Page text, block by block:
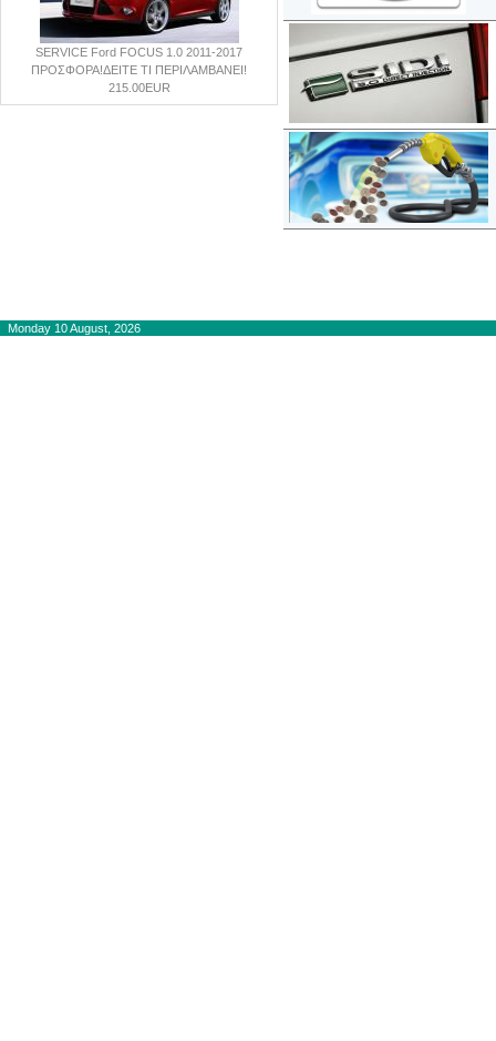
SERVICE Ford FOCUS 1.0 2011-2017
ΠΡΟΣΦΟΡΑ!ΔΕΙΤΕ ΤΙ ΠΕΡIΛΑΜΒΑΝΕΙ!
215.00EUR
Monday 10 August, 2026